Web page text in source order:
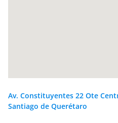
Av. Constituyentes 22 Ote
Santiago de Querétaro